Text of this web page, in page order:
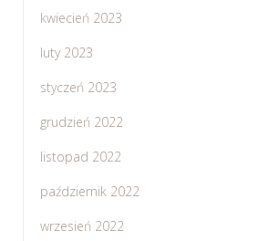
kwiecień 2023
luty 2023
styczeń 2023
grudzień 2022
listopad 2022
październik 2022
wrzesień 2022